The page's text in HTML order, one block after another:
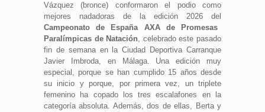
Vázquez (bronce) conformaron el podio como
mejores nadadoras de la edición 2026 del
Campeonato de España AXA de Promesas
Paralímpicas de Natación, celebrado este pasado
fin de semana en la Ciudad Deportiva Carranque
Javier Imbroda, en Málaga. Una edición muy
especial, porque se han cumplido 15 años desde
su inicio y porque, por primera vez, un triplete
femenino ha copado los tres escalafones en la
categoría absoluta. Además, dos de ellas, Berta y